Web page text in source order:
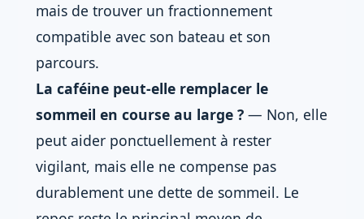
mais de trouver un fractionnement
compatible avec son bateau et son
parcours.
La caféine peut-elle remplacer le
sommeil en course au large ? — Non, elle
peut aider ponctuellement à rester
vigilant, mais elle ne compense pas
durablement une dette de sommeil. Le